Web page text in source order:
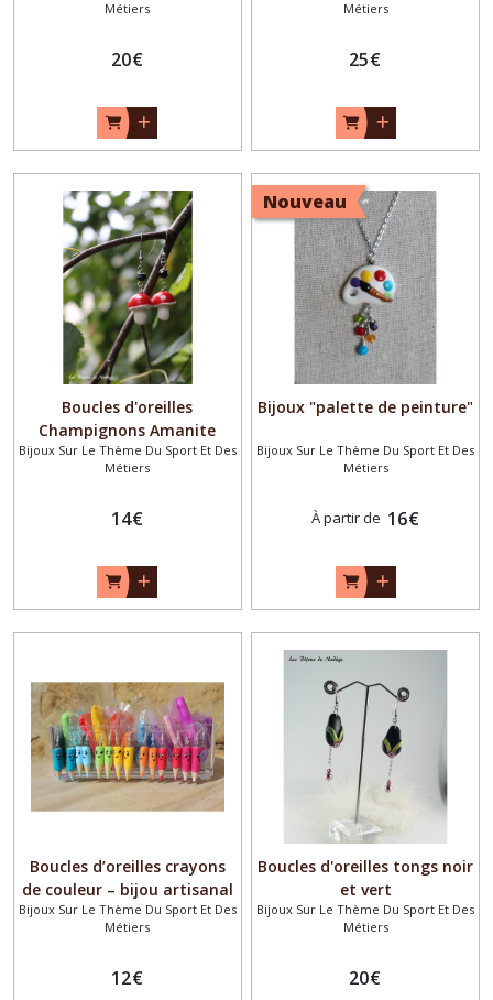
Métiers
20€
Métiers
25€
Boucles d'oreilles
Champignons Amanite
Bijoux Sur Le Thème Du Sport Et Des
Métiers
14€
Nouveau
Bijoux "palette de peinture"
Bijoux Sur Le Thème Du Sport Et Des
Métiers
À partir de 16€
Boucles d’oreilles crayons
de couleur – bijou artisanal
original – idée cadeau
maîtresse, prof ou artiste
Bijoux Sur Le Thème Du Sport Et Des
Métiers
12€
Boucles d'oreilles tongs noir
et vert
Bijoux Sur Le Thème Du Sport Et Des
Métiers
20€